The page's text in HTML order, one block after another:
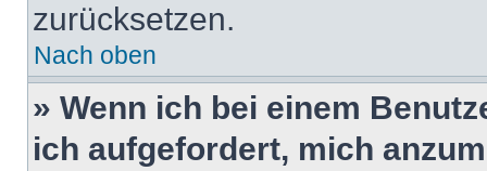
zurücksetzen.
Nach oben
» Wenn ich bei einem
ich aufgefordert, mich